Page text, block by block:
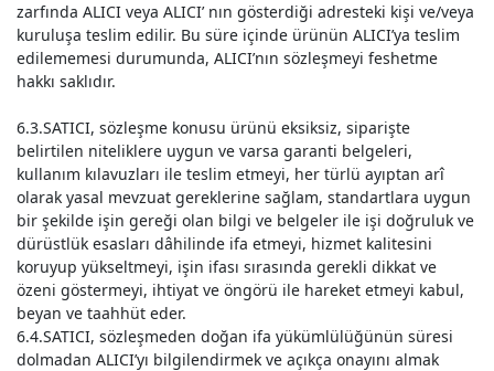
zarfında ALICI veya ALICI’ nın gösterdiği adresteki kişi ve/veya
kuruluşa teslim edilir. Bu süre içinde ürünün ALICI’ya teslim
edilememesi durumunda, ALICI’nın sözleşmeyi feshetme
hakkı saklıdır.
6.3.SATICI, sözleşme konusu ürünü eksiksiz, siparişte
belirtilen niteliklere uygun ve varsa garanti belgeleri,
kullanım kılavuzları ile teslim etmeyi, her türlü ayıptan arî
olarak yasal mevzuat gereklerine sağlam, standartlara uygun
bir şekilde işin gereği olan bilgi ve belgeler ile işi doğruluk ve
dürüstlük esasları dâhilinde ifa etmeyi, hizmet kalitesini
koruyup yükseltmeyi, işin ifası sırasında gerekli dikkat ve
özeni göstermeyi, ihtiyat ve öngörü ile hareket etmeyi kabul,
beyan ve taahhüt eder.
6.4.SATICI, sözleşmeden doğan ifa yükümlülüğünün süresi
dolmadan ALICI’yı bilgilendirmek ve açıkça onayını almak